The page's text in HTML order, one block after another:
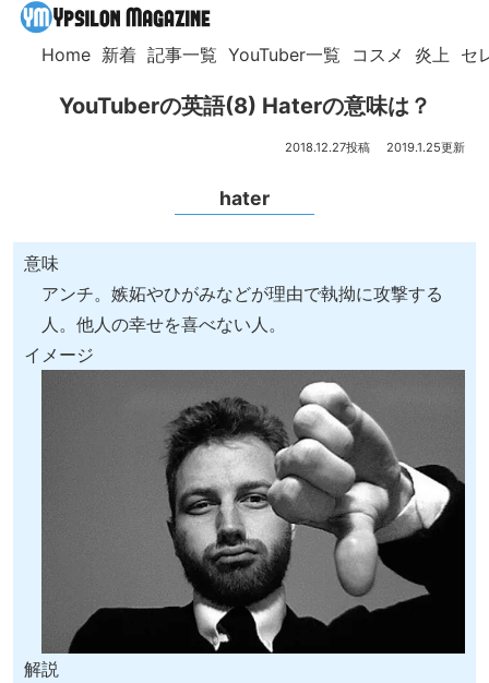
Home 新着 記事一覧 YouTuber一覧 コスメ 炎上 セ
YouTuberの英語(8) Haterの意味は？
2018.12.27 2019.1.25
hater
意味
アンチ。嫉妬やひがみなどが理由で執拗に攻撃する
人。他人の幸せを喜べない人。
イメージ
解説